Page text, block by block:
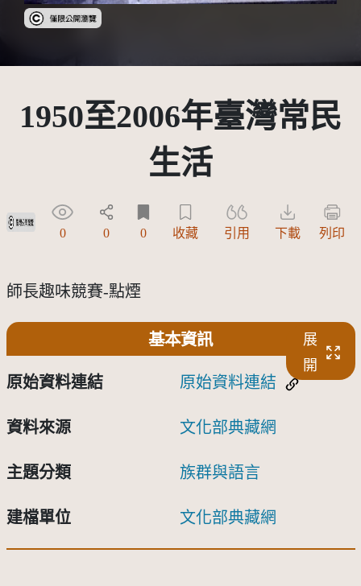
受著作權法保護-僅限於本平台有限度公開瀏覽
1950至2006年臺灣常民
生活
受著作權法保護-僅限於本平台有限度公開瀏覽
0 0 0 收藏 引用 下載 列印
師長趣味競賽-點煙
基本資訊
展
開
原始資料連結 原始資料連結
資料來源 文化部典藏網
主題分類 族群與語言
建檔單位 文化部典藏網